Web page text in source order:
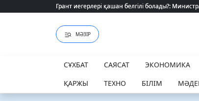
Грант иегерлері қашан белгілі болады?:
Грант иегерлері қашан белгілі болады?:
МӘЗІР
СҰХБАТ САЯСАТ ЭКОНОМИКА
ҚАРЖЫ
ТЕХНО БІЛІМ